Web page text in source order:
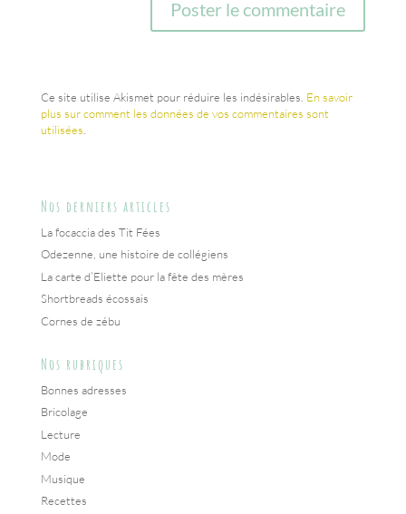
Ce site utilise Akismet pour réduire les indésirables. En savoir
plus sur comment les données de vos commentaires sont
utilisées
Nos derniers articles
La focaccia des Tit Fées
Odezenne, une histoire de collégiens
La carte d’Eliette pour la fête des mères
Shortbreads écossais
Cornes de zébu
Nos rubriques
Bonnes adresses
Bricolage
Lecture
Mode
Musique
Recettes